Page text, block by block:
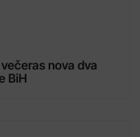
nova dva
BiH